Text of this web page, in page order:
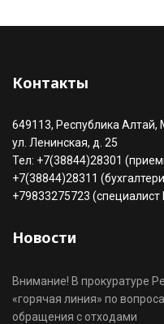
Контакты
649113, Республика
ул. Ленинская, д. 25
Тел: +7(38844)28301
+7(38844)28311
+79833275723
Новости
Внимание! В прокуратуре
«горячая линия» по
обращения с отходами